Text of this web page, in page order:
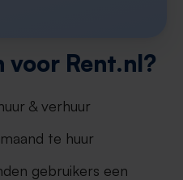
voor Rent.nl?
& verhuur
te huur
gebruikers een